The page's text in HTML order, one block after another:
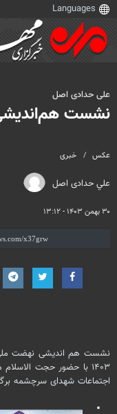
عکس خبری
علي حدادی اصل
۳۰ بهمن ۱۴۰۳ - ۱۳:۱۲
علی حدادی اصل
نشست
۱۴۰۳ با حضور حجت
اجتماعات شهدای سرچشمه